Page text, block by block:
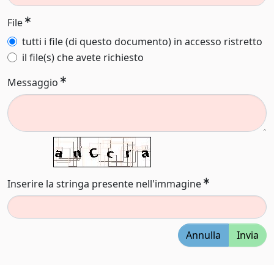
File
tutti i file (di questo documento) in accesso ristretto
il file(s) che avete richiesto
Messaggio
Inserire la stringa presente nell'immagine
Annulla Invia